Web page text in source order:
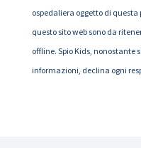
ospedaliera oggetto di
questo sito web sono da
offline. Spio Kids, nonostante
informazioni, declina ogni